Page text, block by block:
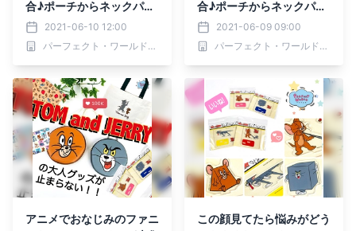
合♪ポーチからネックパー
スまで一気にどうぞ
2021-06-10 12:00
パーフェクト・ワールド株式会社
合♪ポーチからネックパー
スまで一気にどうぞ
2021-06-09 09:00
パーフェクト・ワールド株式会社
アニメでおなじみのファニ
この顔見てたら悩みがどう